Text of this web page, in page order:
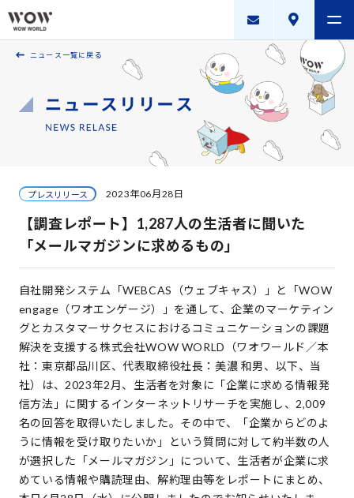
会社案内
採用案内
WOW WORLD GROUP
お問い合わせ ｜ 個人情報保護方針 ｜ 情報セキュリティ方針 ｜
新規お取引に関する留意事項｜サイトマップ
Copyright © WOW WORLD Inc. All Rights Reserved.
ニュース一覧に戻る
プレスリリース 2023年06月28日
【調査レポート】1,287人の生活者に聞いた
「メールマガジンに求めるもの」
自社開発システム「WEBCAS（ウェブキャス）」と「WOW
engage（ワオエンゲージ）」を通して、企業のマーケティン
グとカスタマーサクセスにおけるコミュニケーションの課題
解決を支援する株式会社WOW WORLD（ワオワールド／本
社：東京都品川区、代表取締役社長：美濃 和男、以下、当
社）は、2023年2月、生活者を対象に「企業に求める情報発
信方法」に関するインターネットリサーチを実施し、2,009
名の回答を取得いたしました。その中で、「企業からどのよ
うに情報を受け取りたいか」という質問に対して約半数の人
が選択した「メールマガジン」について、生活者が企業に求
めている情報や購読理由、解約理由等をレポートにまとめ、